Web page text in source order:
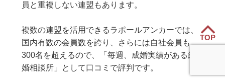
員と重複しない連盟もあります。
複数の連盟を活用できるラポールアンカーでは、
国内有数の会員数を誇り、さらには自社会員も
300名を超えるので、「毎週、成婚実績がある結
婚相談所」として口コミで評判です。
TOP